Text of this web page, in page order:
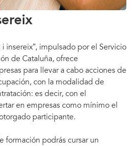
i insereix”, impulsado por el Servicio
de Cataluña, ofrece
para llevar a cabo acciones de
con la modalidad de
es decir, con el
en empresas como mínimo el
participante.
formación podrás cursar un